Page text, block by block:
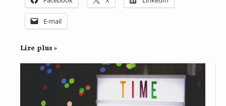
E-mail
Lire plus »